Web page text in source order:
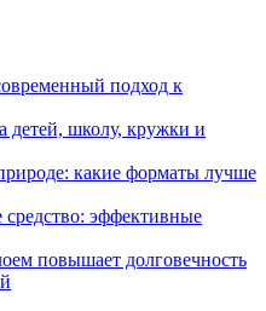
подход к
детей, школу, кружки и
какие форматы лучше
средство: эффективные
повышает долговечность